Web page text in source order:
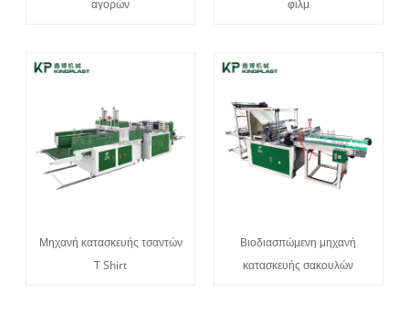
αγορών
φιλμ
Μηχανή κατασκευής τσαντών
T Shirt
Βιοδιασπώμενη μηχανή
κατασκευής σακουλών